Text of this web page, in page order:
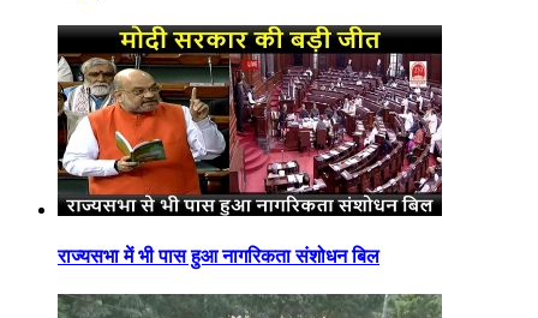
राज्यसभा में भी पास हुआ नागरिकता संशोधन बिल